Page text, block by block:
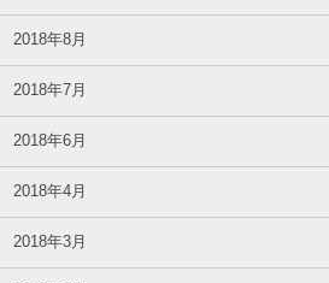
2018年8月
2018年7月
2018年6月
2018年4月
2018年3月